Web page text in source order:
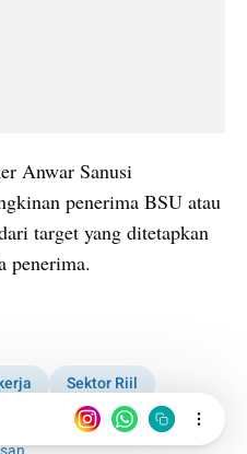
Anwar Sanusi
penerima BSU atau
target yang ditetapkan
penerima.
Sektor Riil
BBM